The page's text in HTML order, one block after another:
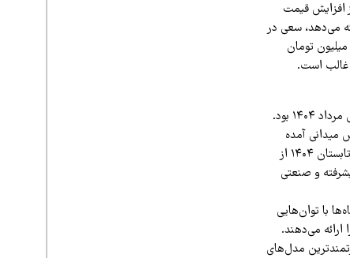
افزایش قیمت
می‌دهد، سعی در
القای این موضوع دارد که تا چند ماه دیگر، قیمت موتوربرقی که حالا ۱۵۵ میلیون تومان است به ۳۰۰ میلیون تومان
غالب است.
این اولین‌بار نیست که بازار خرید موتوربرق دچار التهاب شده است. آخرین بار مربوط به ۶ ماه قبل یعنی مرداد ۱۴۰۴ بود.
میدانی آمده
است حداقل نصف قیمت‌های حال حاضر است. در این گزارش آمده است که قیمت موتوربرق در بازار تابستان ۱۴۰۴ از
برای مدل‌های پیشرفته و صنعتی
آمده است: «دستگاه‌ها با توان‌هایی
ارائه می‌دهند.
می‌رسد. یکی از قدرتمندترین مدل‌های